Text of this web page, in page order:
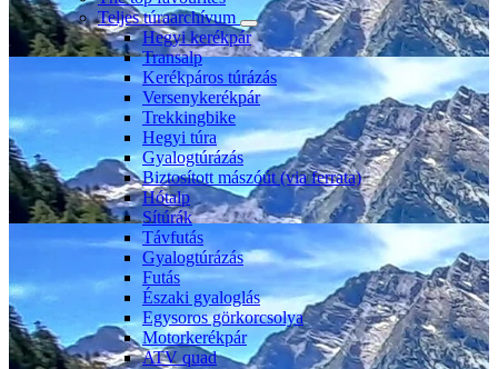
Teljes túraarchívum
Hegyi kerékpár
Transalp
Kerékpáros túrázás
Versenykerékpár
Trekkingbike
Hegyi túra
Gyalogtúrázás
Biztosított mászóút (via ferrata)
Hótalp
Sítúrák
Távfutás
Gyalogtúrázás
Futás
Északi gyaloglás
Egysoros görkorcsolya
Motorkerékpár
ATV quad